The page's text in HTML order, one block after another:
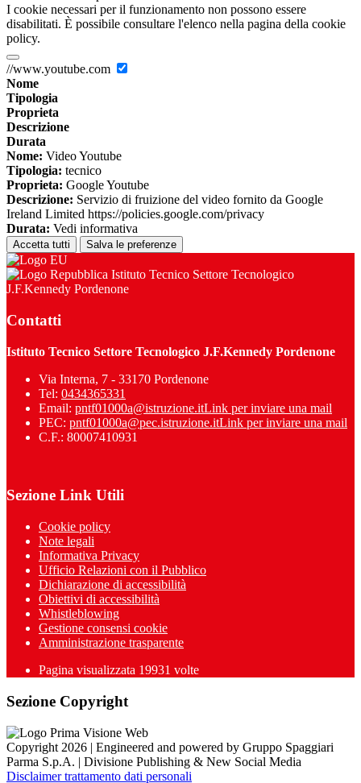
I cookie necessari per il funzionamento non possono essere
disabilitati. È possibile consultare l'elenco nella pagina della cookie
policy.
//www.youtube.com
Nome
Tipologia
Proprieta
Descrizione
Durata
Nome: Video Youtube
Tipologia: tecnico
Proprieta: Google Youtube
Descrizione: Servizio di fruizione del video fornito da Google
Ireland Limited https://policies.google.com/privacy
Durata: Vedi informativa
Accetta tutti Salva le preferenze
Istituto Tecnico Settore Tecnologico
J.F.Kennedy Pordenone
Contatti
Istituto Tecnico Settore Tecnologico J.F.Kennedy Pordenone
Via Interna, 7 - 33170 Pordenone
Tel: 0434365331
Email: pntf01000a@istruzione.itLink per inviare una mail
PEC: pntf01000a@pec.istruzione.itLink per inviare una mail
C.F.: 80007410931
Sezione Link Utili
Cookie policy
Note legali
Informativa Privacy
Ufficio Relazioni con il Pubblico
Dichiarazione di accessibilità
Obiettivi di accessibilità
Whistleblowing
Gestione consensi cookie
Amministrazione trasparente
Pagina visualizzata 19931 volte
Sezione Copyright
Copyright 2026 | Engineered and powered by Gruppo Spaggiari
Parma S.p.A. | Divisione Publishing & New Social Media
Disclaimer trattamento dati personali